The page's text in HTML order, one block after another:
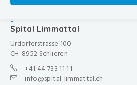
Spital Limmattal
Urdorferstrasse 100
CH-8952 Schlieren
+41 44 733 11 11
info@spital-limmattal.ch
-